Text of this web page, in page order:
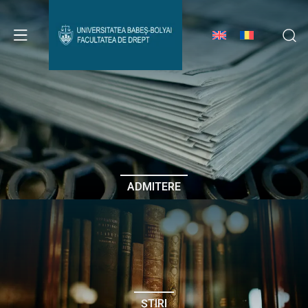
Avizier Studenți
Studii
Admitere
Erasmus & Internațional
Despre Facultate
ADMITERE
ȘTIRI